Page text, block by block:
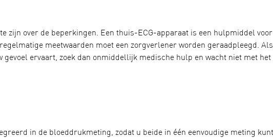
zijn over de beperkingen. Een thuis-ECG-apparaat is een hulpmiddel
meetwaarden moet een zorgverlener worden geraadpleegd.
gevoel ervaart, zoek dan onmiddellijk medische hulp en wacht niet met
in de bloeddrukmeting, zodat u beide in één eenvoudige meting